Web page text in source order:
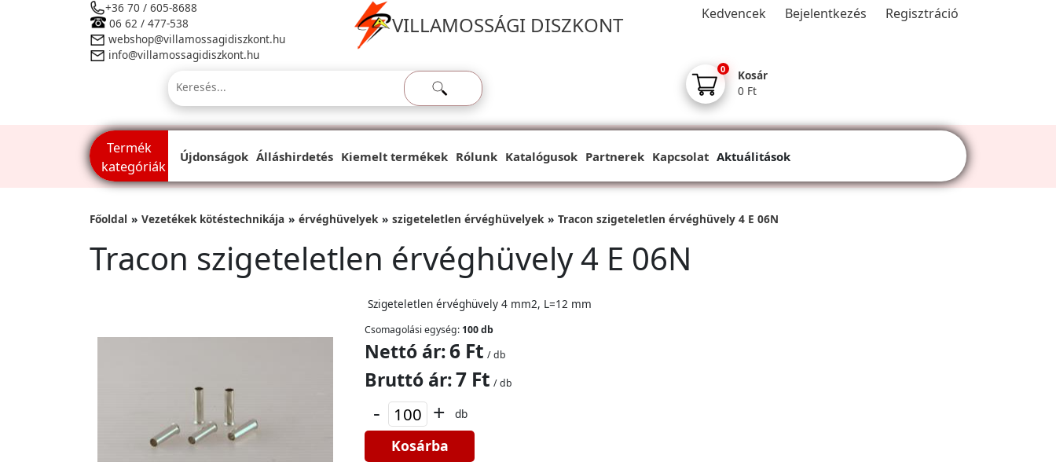
+36 70 / 605-8688
06 62 / 477-538
webshop@villamossagidiszkont.hu
info@villamossagidiszkont.hu
VILLAMOSSÁGI DISZKONT Kedvencek Bejelentkezés Regisztráció
0
Kosár
0 Ft
Termék
kategóriák
Újdonságok Álláshirdetés Kiemelt termékek Rólunk Katalógusok Partnerek Kapcsolat Aktuálitások
Főoldal Vezetékek kötéstechnikája érvéghüvelyek szigeteletlen érvéghüvelyek Tracon szigeteletlen érvéghüvely 4 E 06N
Tracon szigeteletlen érvéghüvely 4 E 06N
Szigeteletlen érvéghüvely 4 mm2, L=12 mm
Csomagolási egység: 100 db
Nettó ár:6 Ft / db
Bruttó ár:7 Ft / db
- + db
Kosárba